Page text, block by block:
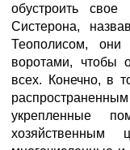
обустроить
Систерона,
Теополисом,
воротами, чтобы
всех. Конечно, в
укрепленные
хозяйственным